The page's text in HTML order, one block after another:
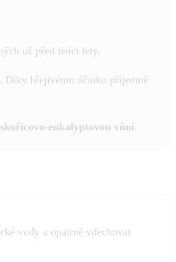
už před tisíci lety.
Díky hřejivému účinku příjemně
skořicovo-eukalyptovou vůni.
vody a opatrně vdechovat